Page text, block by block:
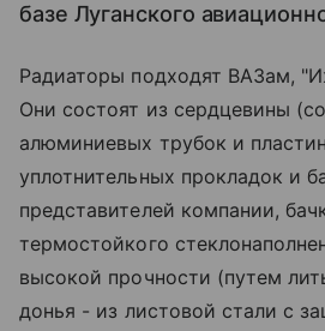
базе Луганского
Радиаторы подходят ВАЗам,
Они состоят из сердцевины
алюминиевых трубок и
уплотнительных прокладок и
представителей компании,
термостойкого
высокой прочности (путем
донья - из листовой стали с